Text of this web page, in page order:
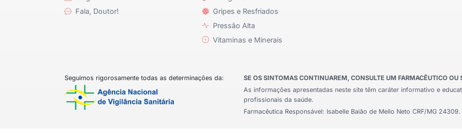
Fala, Doutor!
Gripes e Resfriados
Pressão Alta
Vitaminas e Minerais
Seguimos rigorosamente todas as determinações da:
SE OS SINTOMAS CONTINUAREM, CONSULTE UM FARMACÊUTICO OU
As informações apresentadas neste site têm caráter informativo e
profissionais da saúde.
Farmacêutica Responsável: Isabelle Baião de Mello Neto CRF/MG 24309.